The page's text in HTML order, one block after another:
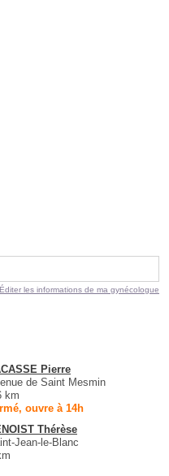
Éditer les informations de ma gynécologue
Pierre
de Saint Mesmin
km
ouvre à 14h
Thérèse
Jean-le-Blanc